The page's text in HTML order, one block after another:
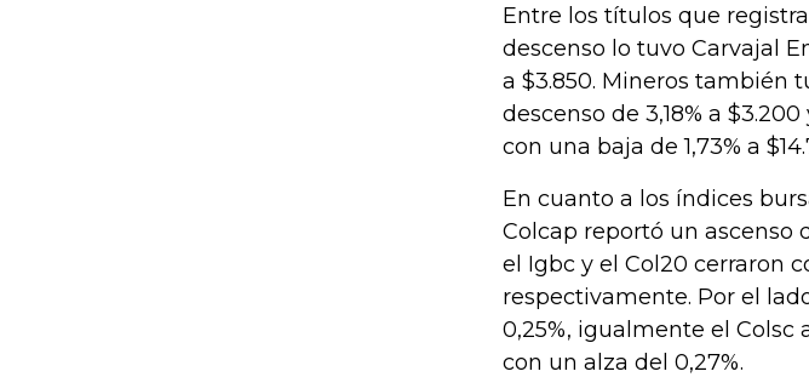
Entre los títulos que
descenso lo tuvo Carvajal
a $3.850. Mineros también
descenso de 3,18% a
con una baja de 1,73% a
En cuanto a los índices
Colcap reportó un ascenso
el Igbc y el Col20 cerraron
respectivamente. Por el
0,25%, igualmente el Colsc
con un alza del 0,27%.